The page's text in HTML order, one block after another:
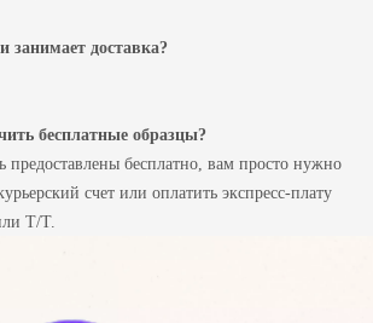
занимает доставка?
бесплатные образцы?
предоставлены бесплатно, вам просто нужно
счет или оплатить экспресс-плату
T/T.